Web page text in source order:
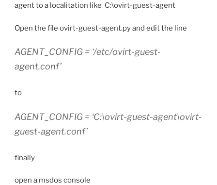
agent to a localitation like C:\ovirt-guest-agent
Open the file ovirt-guest-agent.py and edit the line
AGENT_CONFIG = ‘/etc/ovirt-guest-
agent.conf’
to
AGENT_CONFIG = ‘C:\ovirt-guest-agent\ovirt-
guest-agent.conf’
finally
open a msdos console